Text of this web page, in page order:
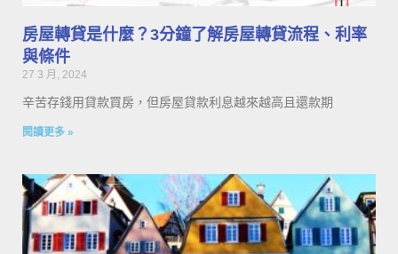
房屋轉貸是什麼？3分鐘了解房屋轉貸流程、利率
與條件
27 3 月, 2024
辛苦存錢用貸款買房，但房屋貸款利息越來越高且還款期
閱讀更多 »